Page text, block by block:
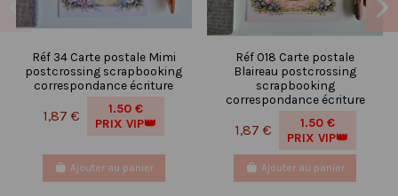
Réf 34 Carte postale Mimi
postcrossing scrapbooking
correspondance écriture
1,87 €
1.50 €
PRIX VIP👑
Ajouter au panier
Réf 018 Carte postale
Blaireau postcrossing
scrapbooking
correspondance écriture
1,87 €
1.50 €
PRIX VIP👑
Ajouter au panier